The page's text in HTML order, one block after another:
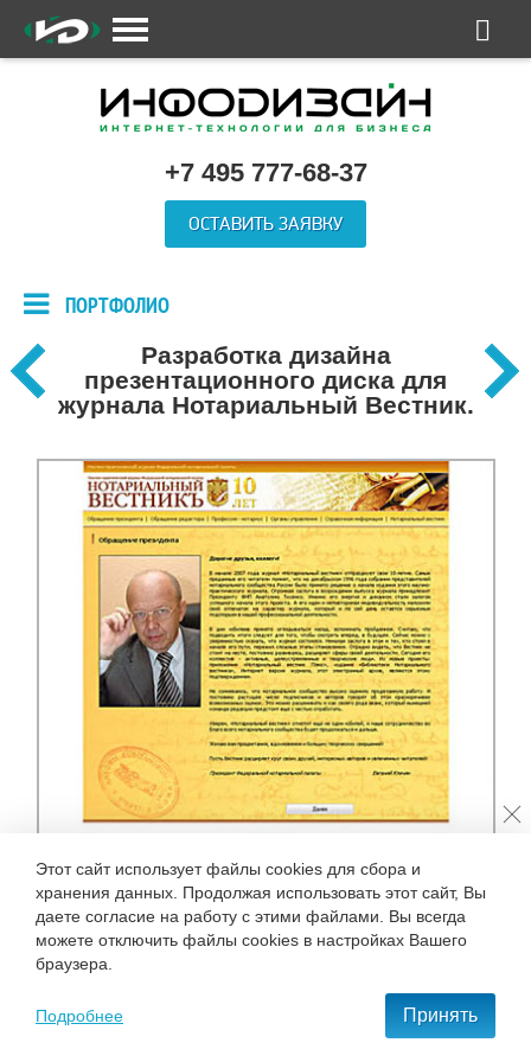
+7 495 777-68-37
ОСТАВИТЬ ЗАЯВКУ
ПОРТФОЛИО
Разработка дизайна
презентационного диска для
журнала Нотариальный Вестник.
Этот сайт использует файлы cookies для сбора и
хранения данных. Продолжая использовать этот сайт, Вы
даете согласие на работу с этими файлами. Вы всегда
можете отключить файлы cookies в настройках Вашего
браузера.
Подробнее Принять